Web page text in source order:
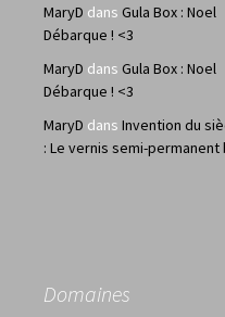
MaryD dans Gula Box : Noel
Débarque ! <3
MaryD dans Gula Box : Noel
Débarque ! <3
MaryD dans Invention du
: Le vernis semi-permanent
Domaines